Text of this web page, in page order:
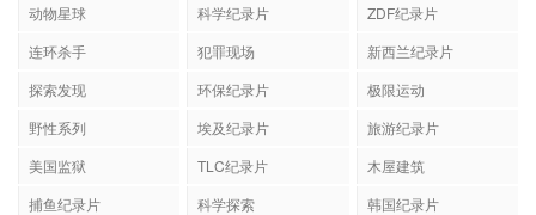
动物星球
科学纪录片
ZDF纪录片
连环杀手
犯罪现场
新西兰纪录片
探索发现
环保纪录片
极限运动
野性系列
埃及纪录片
旅游纪录片
美国监狱
TLC纪录片
木屋建筑
捕鱼纪录片
科学探索 韩国纪录片